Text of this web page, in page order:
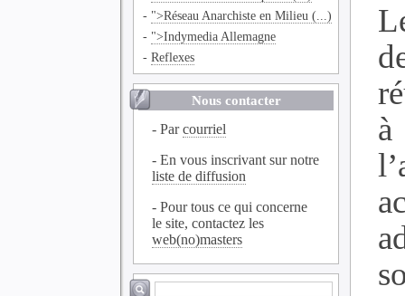
- ">Réseau Anarchiste en Milieu (...)
- ">Indymedia Allemagne
-Reflexes
Nous contacter
- Parcourriel
- En vous inscrivant sur notre
liste de diffusion
- Pour tous ce qui concerne
le site, contactez les
web(no)masters